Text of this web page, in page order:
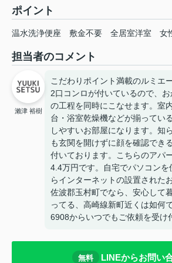
ポイント
温水洗浄便座 敷金不要 全居室洋室 女
担当者のコメント
瀨津 裕樹
こだわりポイント満載のルミエ
2口コンロが付いているので、
の工程を同時にこなせます。室
台・浴室乾燥機などが揃ってい
しやすいお部屋になります。知
も玄関を開けずに顔を確認でき
付いております。こちらのアパ
4.4万円です。自宅でパソコン
らインターネットの設置された
佐波郡玉村町でなら、安心して
ってる、高崎線新町近くは如何
6908からいつでもご依頼を受け
無料 LINEからお問い